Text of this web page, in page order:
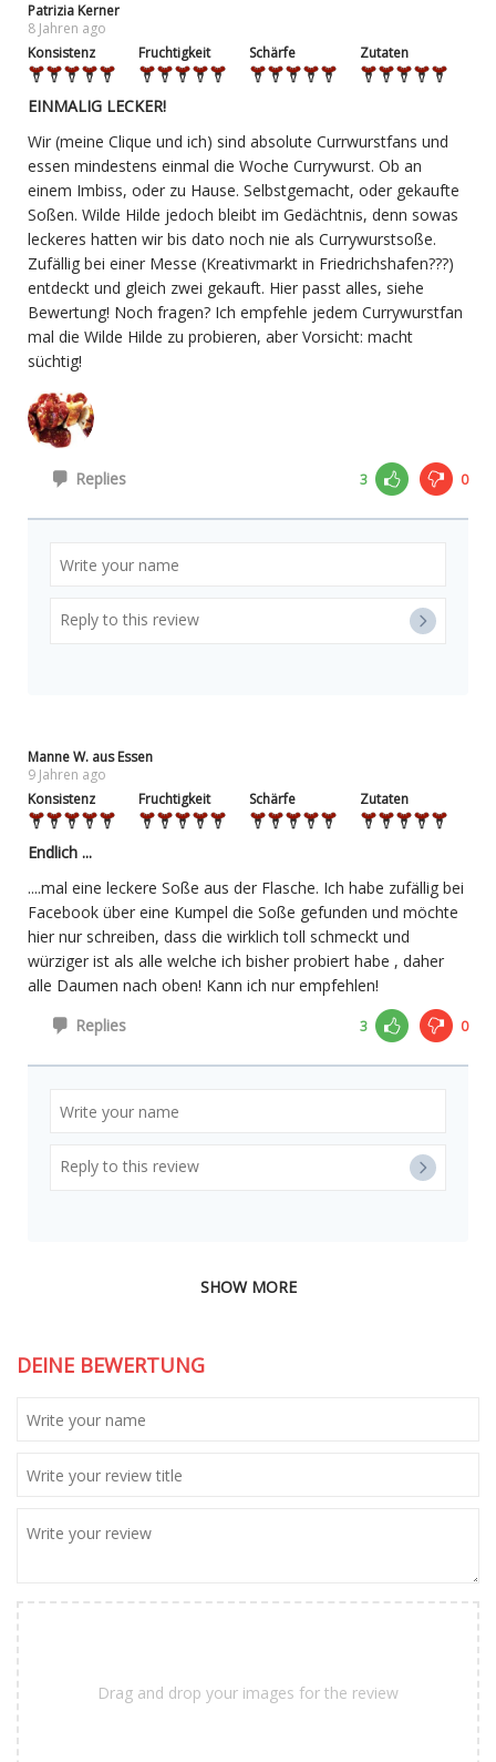
Patrizia Kerner
8 Jahren ago
Konsistenz
Fruchtigkeit Schärfe Zutaten
EINMALIG LECKER!
Wir (meine Clique und ich) sind absolute Currwurstfans und
essen mindestens einmal die Woche Currywurst. Ob an
einem Imbiss, oder zu Hause. Selbstgemacht, oder gekaufte
Soßen. Wilde Hilde jedoch bleibt im Gedächtnis, denn sowas
leckeres hatten wir bis dato noch nie als Currywurstsoße.
Zufällig bei einer Messe (Kreativmarkt in Friedrichshafen???)
entdeckt und gleich zwei gekauft. Hier passt alles, siehe
Bewertung! Noch fragen? Ich empfehle jedem Currywurstfan
mal die Wilde Hilde zu probieren, aber Vorsicht: macht
süchtig!
Replies 3 0
Manne W. aus Essen
9 Jahren ago
Konsistenz
Fruchtigkeit Schärfe Zutaten
Endlich ...
....mal eine leckere Soße aus der Flasche. Ich habe zufällig bei
Facebook über eine Kumpel die Soße gefunden und möchte
hier nur schreiben, dass die wirklich toll schmeckt und
würziger ist als alle welche ich bisher probiert habe , daher
alle Daumen nach oben! Kann ich nur empfehlen!
Replies
3 0
SHOW MORE
DEINE BEWERTUNG
Drag and drop your images for the review